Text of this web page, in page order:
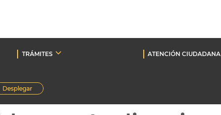
TRÁMITES
ATENCIÓN CIUDADANA
Desplegar